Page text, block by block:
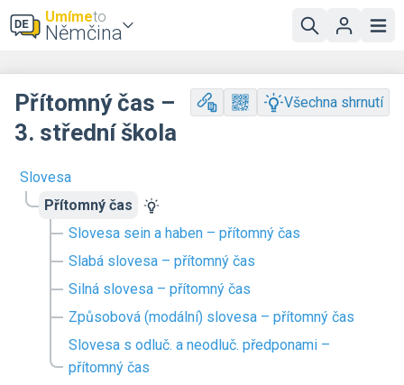
Umímeto
Němčina
Slovesa
Přítomný čas
Slovesa sein a haben – přítomný čas
Slabá slovesa – přítomný čas
Silná slovesa – přítomný čas
Způsobová (modální) slovesa – přítomný čas
Slovesa s odluč. a neodluč. předponami –
přítomný čas
Přítomný čas –
3. střední škola
Všechna shrnutí